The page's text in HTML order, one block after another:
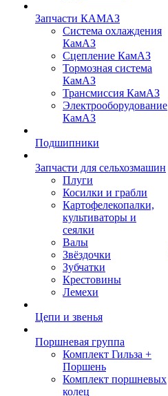
Запчасти КАМАЗ
Система охлаждения
КамАЗ
Сцепление КамАЗ
Тормозная система
КамАЗ
Трансмиссия КамАЗ
Электрооборудование
КамАЗ
Подшипники
Запчасти для сельхозмашин
Плуги
Косилки и грабли
Картофелекопалки,
культиваторы и
сеялки
Валы
Звёздочки
Зубчатки
Крестовины
Лемехи
Цепи и звенья
Поршневая группа
Комплект Гильза +
Поршень
Комплект поршневых
колец